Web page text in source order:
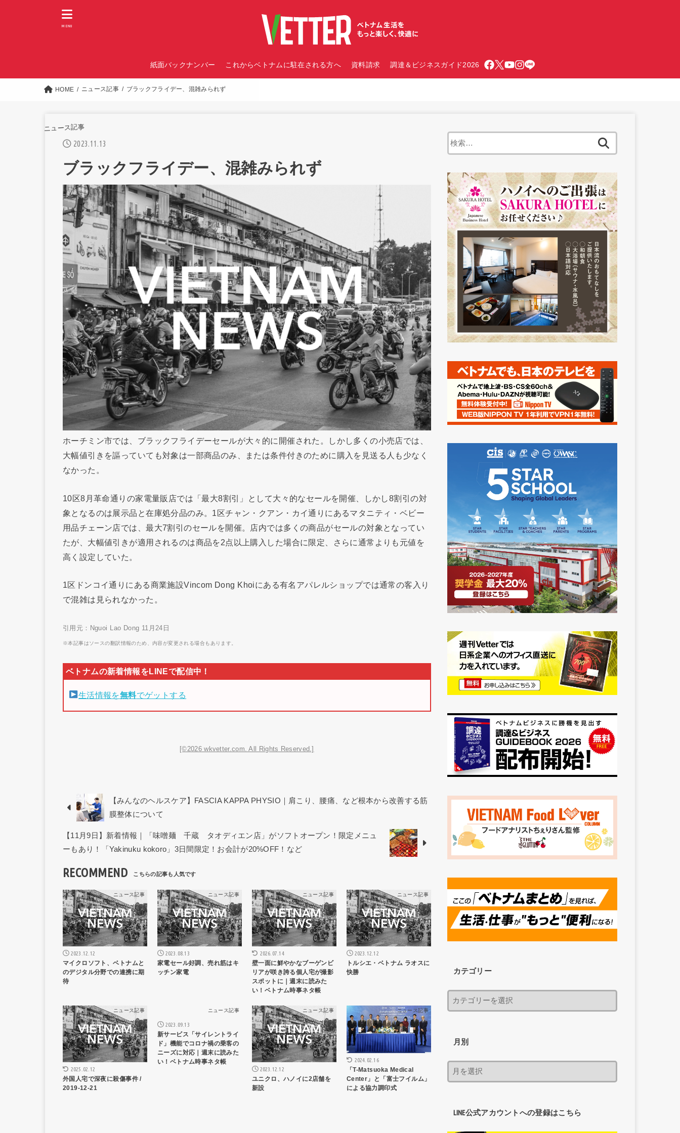
紙面バックナンバー これからベトナムに駐在される方へ 資料請求 調達＆ビジネスガイド2026
MENU
HOME ニュース記事 ブラックフライデー、混雑みられず
ニュース記事
2023.11.13
ブラックフライデー、混雑みられず
ホーチミン市では、ブラックフライデーセールが大々的に開催された。しかし多くの小売店では、
大幅値引きを謳っていても対象は一部商品のみ、または条件付きのために購入を見送る人も少なく
なかった。
10区8月革命通りの家電量販店では「最大8割引」として大々的なセールを開催、しかし8割引の対
象となるのは展示品と在庫処分品のみ。1区チャン・クアン・カイ通りにあるマタニティ・ベビー
用品チェーン店では、最大7割引のセールを開催。店内では多くの商品がセールの対象となってい
たが、大幅値引きが適用されるのは商品を2点以上購入した場合に限定、さらに通常よりも元値を
高く設定していた。
1区ドンコイ通りにある商業施設Vincom Dong Khoiにある有名アパレルショップでは通常の客入り
で混雑は見られなかった。
引用元：Nguoi Lao Dong 11月24日
※本記事はソースの翻訳情報のため、内容が変更される場合もあります。
生活情報を無料でゲットする
[©2026 wkvetter.com. All Rights Reserved.]
【みんなのヘルスケア】FASCIA KAPPA PHYSIO｜肩こり、腰痛、など根本から改善する筋
膜整体について
【11月9日】新着情報｜「味噌麺 千蔵 タオディエン店」がソフトオープン！限定メニュ
ーもあり！「Yakinuku kokoro」3日間限定！お会計が20%OFF！など
RECOMMEND
ニュース記事
2023.12.12
マイクロソフト、ベトナムと
のデジタル分野での連携に期
待
ニュース記事
2023.08.13
家電セール好調、売れ筋はキ
ッチン家電
ニュース記事
2026.07.14
壁一面に鮮やかなブーゲンビ
リアが咲き誇る個人宅が撮影
スポットに｜週末に読みた
い！ベトナム時事ネタ帳
ニュース記事
2023.12.12
トルシエ・ベトナム ラオスに
快勝
ニュース記事
2025.02.12
外国人宅で深夜に殺傷事件 /
2019-12-21
ニュース記事
2023.09.13
新サービス「サイレントライ
ド」機能でコロナ禍の乗客の
ニーズに対応｜週末に読みた
い！ベトナム時事ネタ帳
ニュース記事
2023.12.12
ユニクロ、ハノイに2店舗を
新設
ニュース記事
2024.02.16
「T-Matsuoka Medical
Center」と「富士フイルム」
による協力調印式
カテゴリー
月別
LINE公式アカウントへの登録はこちら